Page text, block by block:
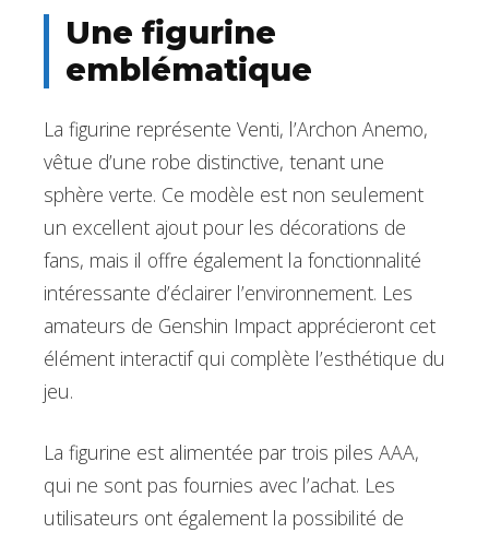
Une figurine
emblématique
La figurine représente Venti, l’Archon Anemo,
vêtue d’une robe distinctive, tenant une
sphère verte. Ce modèle est non seulement
un excellent ajout pour les décorations de
fans, mais il offre également la fonctionnalité
intéressante d’éclairer l’environnement. Les
amateurs de Genshin Impact apprécieront cet
élément interactif qui complète l’esthétique du
jeu.
La figurine est alimentée par trois piles AAA,
qui ne sont pas fournies avec l’achat. Les
utilisateurs ont également la possibilité de